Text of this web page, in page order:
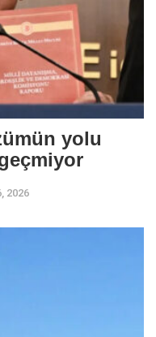
yolu
2026